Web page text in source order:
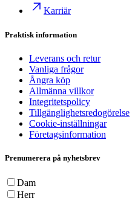
Karriär
Praktisk information
Leverans och retur
Vanliga frågor
Ångra köp
Allmänna villkor
Integritetspolicy
Tillgänglighetsredogörelse
Cookie-inställningar
Företagsinformation
Prenumerera på nyhetsbrev
Dam
Herr